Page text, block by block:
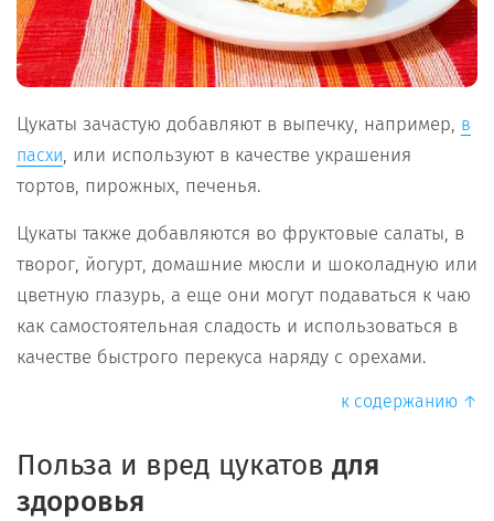
Цукаты зачастую добавляют в выпечку, например, в
пасхи, или используют в качестве украшения
тортов, пирожных, печенья.
Цукаты также добавляются во фруктовые салаты, в
творог, йогурт, домашние мюсли и шоколадную или
цветную глазурь, а еще они могут подаваться к чаю
как самостоятельная сладость и использоваться в
качестве быстрого перекуса наряду с орехами.
к содержанию ↑
Польза и вред цукатов для
здоровья